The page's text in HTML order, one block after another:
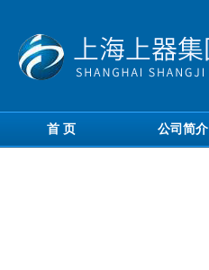
首 页 公司简介